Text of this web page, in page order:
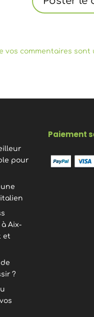
vos commentaires sont
pour
Aix-
et
?
Paiement